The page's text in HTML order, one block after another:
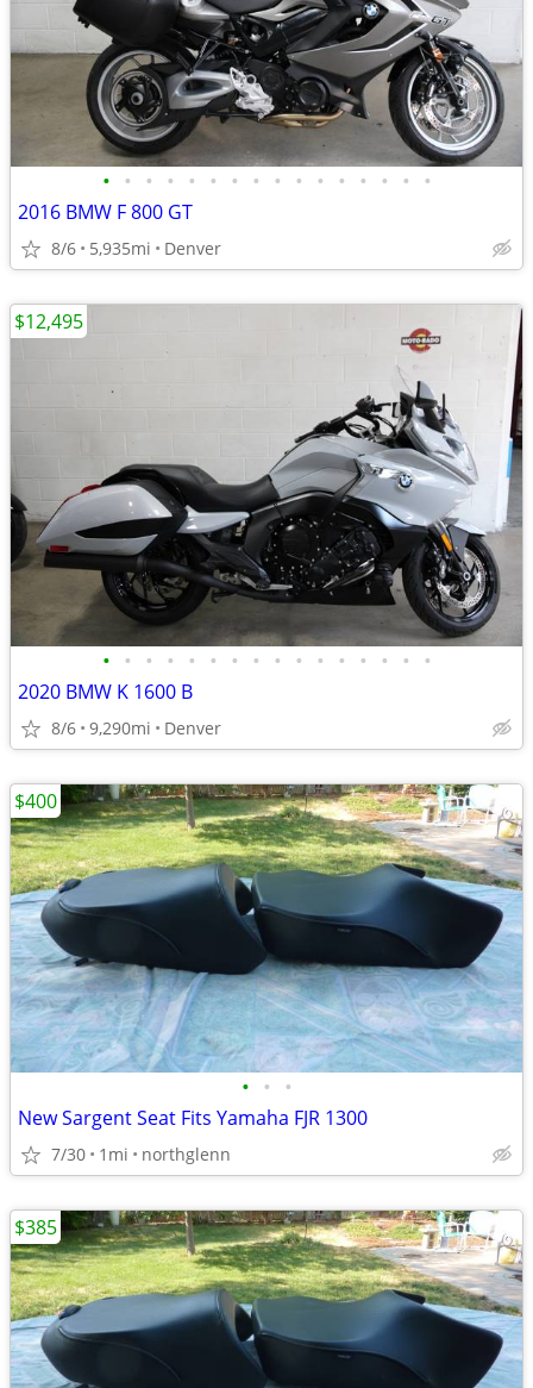
• • • • • • • • • • • • • • • •
2016 BMW F 800 GT
8/6 5,935mi Denver
• • • • • • • • • • • • • • • •
2020 BMW K 1600 B
8/6 9,290mi Denver
$12,495
• • •
New Sargent Seat Fits Yamaha FJR 1300
7/30 1mi northglenn
$400
$385